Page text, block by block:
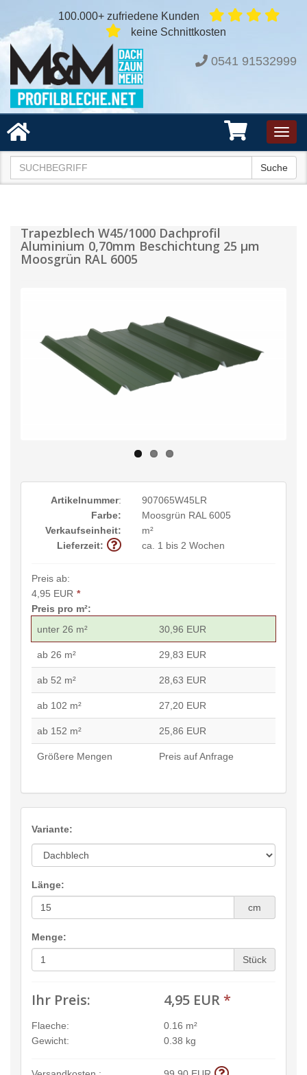
100.000+ zufriedene Kunden
keine Schnittkosten
0541 91532999
Suche
Trapezblech W45/1000 Dachprofil
Aluminium 0,70mm Beschichtung 25 µm
Moosgrün RAL 6005
Artikelnummer:
907065W45LR
Farbe:
Moosgrün RAL 6005
Verkaufseinheit:
m²
Lieferzeit:
ca. 1 bis 2 Wochen
Preis ab:
4,95 EUR *
Preis pro m²:
unter 26 m²
30,96 EUR
ab 26 m² 29,83 EUR
ab 52 m² 28,63 EUR
ab 102 m² 27,20 EUR
ab 152 m² 25,86 EUR
Größere Mengen Preis auf Anfrage
Variante:
Länge:
cm
Menge:
Stück
Ihr Preis: 4,95 EUR*
Flaeche:
0.16 m²
Gewicht:
0.38 kg